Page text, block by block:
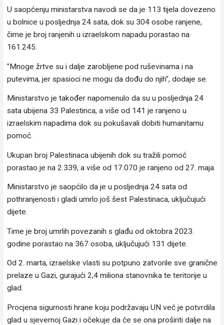
U saopćenju ministarstva navodi se da je 113 tijela dovezeno
u bolnice u posljednja 24 sata, dok su 304 osobe ranjene,
čime je broj ranjenih u izraelskom napadu porastao na
161.245.
"Mnoge žrtve su i dalje zarobljene pod ruševinama i na
putevima, jer spasioci ne mogu da dođu do njih", dodaje se.
Ministarstvo je također napomenulo da su u posljednja 24
sata ubijena 33 Palestinca, a više od 141 je ranjeno u
izraelskim napadima dok su pokušavali dobiti humanitarnu
pomoć.
Ukupan broj Palestinaca ubijenih dok su tražili pomoć
porastao je na 2.339, a više od 17.070 je ranjeno od 27. maja.
Ministarstvo je saopćilo da je u posljednja 24 sata od
pothranjenosti i gladi umrlo još šest Palestinaca, uključujući
dijete.
Time je broj umrlih povezanih s glađu od oktobra 2023.
godine porastao na 367 osoba, uključujući 131 dijete.
Od 2. marta, izraelske vlasti su potpuno zatvorile sve granične
prelaze u Gazi, gurajući 2,4 miliona stanovnika te teritorije u
glad.
Procjena sigurnosti hrane koju podržavaju UN već je potvrdila
glad u sjevernoj Gazi i očekuje da će se ona proširiti dalje na